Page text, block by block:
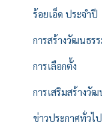
ร้อยเอ็ด ประจำปี
การสร้างวัฒนธร
การเลือกตั้ง
การเสริมสร้างวั
ข่าวประกาศทั่วไป